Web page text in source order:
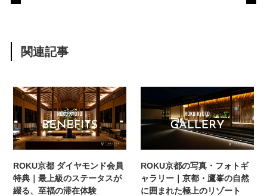
関連記事
ROKU京都 ダイヤモンド会員
特典｜最上級のステータスが
綴る、至福の滞在体験
ROKU京都の写真・フォトギ
ャラリー｜京都・鷹峯の自然
に囲まれた極上のリゾート